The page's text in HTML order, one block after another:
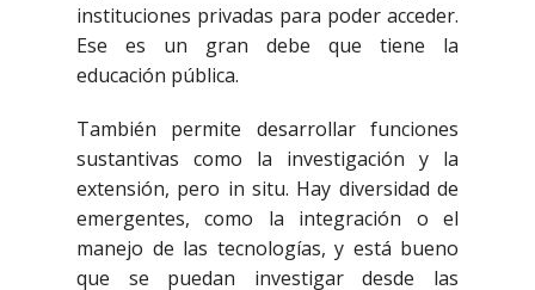
instituciones privadas para poder acceder.
Ese es un gran debe que tiene la
educación pública.
También permite desarrollar funciones
sustantivas como la investigación y la
extensión, pero in situ. Hay diversidad de
emergentes, como la integración o el
manejo de las tecnologías, y está bueno
que se puedan investigar desde las